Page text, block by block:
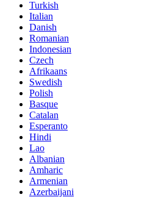
Turkish
Italian
Danish
Romanian
Indonesian
Czech
Afrikaans
Swedish
Polish
Basque
Catalan
Esperanto
Hindi
Lao
Albanian
Amharic
Armenian
Azerbaijani